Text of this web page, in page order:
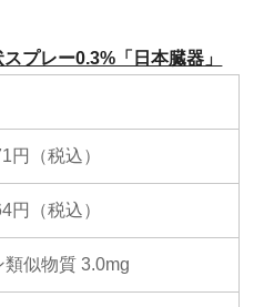
プレー0.3%「日本臓器」
円（税込）
円（税込）
似物質 3.0mg